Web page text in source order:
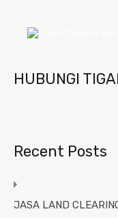
HUBUNGI
Recent Posts
JASA LAND